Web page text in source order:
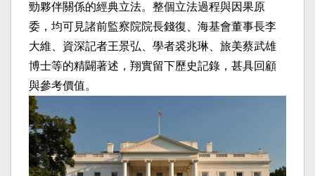
勁夥伴關係的經典立法。整個立法過程與因果原
委，均可見諸前監察院院長錢復、海基會董事長李
大維、資深記者王景弘、學者裘兆琳、旅美蔡武雄
博士等的精闢著述，翔實留下歷史記錄，甚具回顧
與參考價值。